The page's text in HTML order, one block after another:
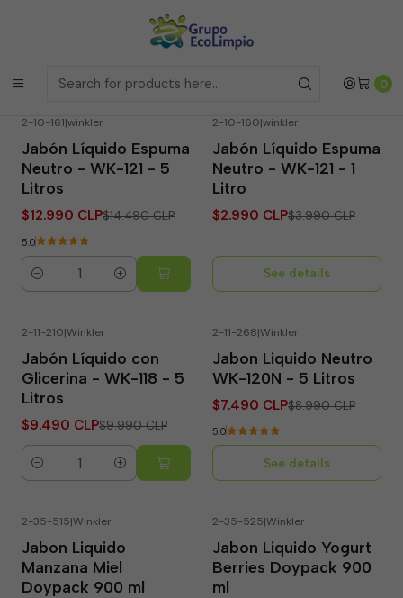
0
Envíos a la Region Metropolitana
compras antes de las 12 del medio día de
Envíos a todo Chilea traves de Bluexpress
Home Linea Jabones
2-10-161|winkler
Jabón Líquido Espuma
Neutro - WK-121 - 5
Litros
$12.990 CLP$14.490 CLP
5.0
Quantity
Not available
2-10-160|winkler
Jabón Líquido Espuma
Neutro - WK-121 - 1
Litro
$2.990 CLP$3.990 CLP
See details
2-11-210|Winkler
Jabón Líquido con
Glicerina - WK-118 - 5
Litros
$9.490 CLP$9.990 CLP
Quantity
Out of Stock
2-11-268|Winkler
Jabon Liquido Neutro
WK-120N - 5 Litros
$7.490 CLP$8.990 CLP
5.0
See details
2-35-515|Winkler
Jabon Liquido
Manzana Miel
Doypack 900 ml
2-35-525|Winkler
Jabon Liquido Yogurt
Berries Doypack 900
ml